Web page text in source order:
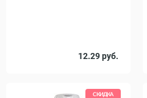
12.29 руб.
250 5000
СКИДКА